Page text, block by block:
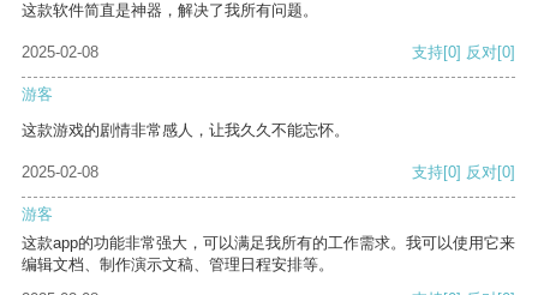
这款软件简直是神器，解决了我所有问题。
2025-02-08 支持[0] 反对[0]
游客
这款游戏的剧情非常感人，让我久久不能忘怀。
2025-02-08 支持[0] 反对[0]
游客
这款app的功能非常强大，可以满足我所有的工作需求。我可以使用它来
编辑文档、制作演示文稿、管理日程安排等。